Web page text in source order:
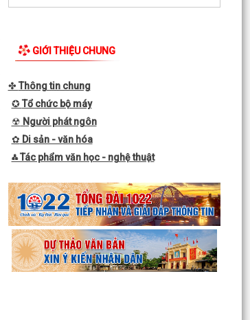
GIỚI THIỆU CHUNG
✤ Thông tin chung
✪ Tổ chức bộ máy
☢ Người phát ngôn
✿ Di sản - văn hóa
⁂ Tác phẩm văn học - nghệ thuật
Thanh thiếu niên, nhi đồng phường Tân Hưng
Mãn nhãn với Liên hoan văn nghệ “Thanh âm
mùa hạ”
Quyết định về việc phê duyệt kết quả trúng đấu
giá Quyền sử dụng đất tại khu dân cư Liễu
Tràng,...
Quyết định về việc cho phép chuyển mục đích sử
dụng đất hộ gia đình bà Đỗ Thị Nhan, thường trú
tại...